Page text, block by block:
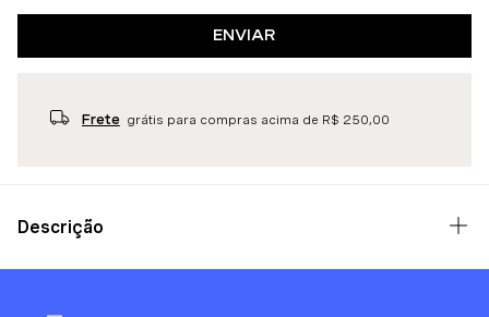
ENVIAR
Frete grátis para compras acima de R$ 250,00
Descrição